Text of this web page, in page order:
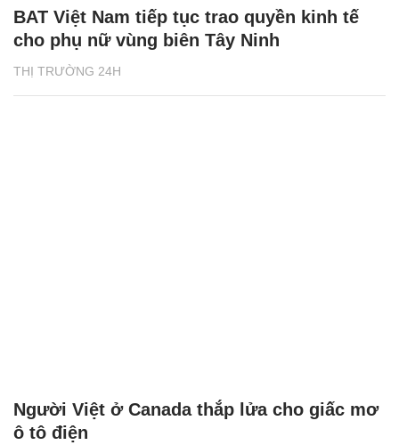
THỊ TRƯỜNG 24H
BAT Việt Nam tiếp tục trao quyền kinh tế
cho phụ nữ vùng biên Tây Ninh
Người Việt ở Canada thắp lửa cho giấc mơ
ô tô điện